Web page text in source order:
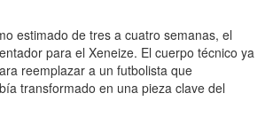
estimado de tres a cuatro semanas, el
para el Xeneize. El cuerpo técnico ya
reemplazar a un futbolista que
transformado en una pieza clave del